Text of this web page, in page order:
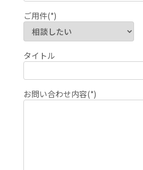
ご用件(*)
タイトル
お問い合わせ内容(*)